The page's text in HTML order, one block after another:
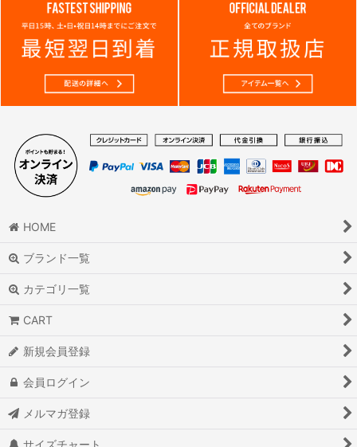
HOME
ブランド一覧
カテゴリ一覧
CART
新規会員登録
会員ログイン
メルマガ登録